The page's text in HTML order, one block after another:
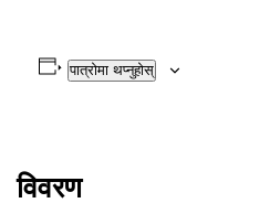
पात्रोमा थप्नुहोस्
विवरण